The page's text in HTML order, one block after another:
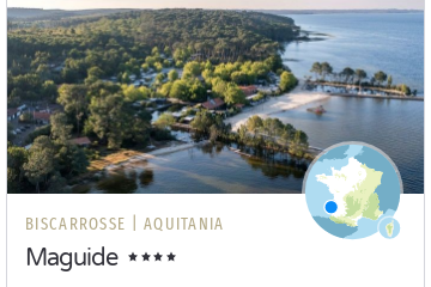
BISCARROSSE | AQUITANIA
Maguide